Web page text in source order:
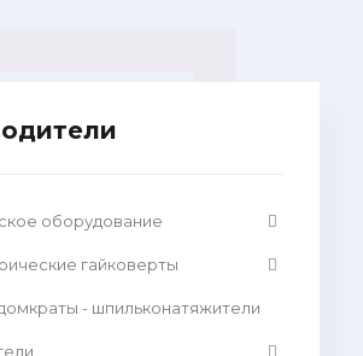
оборудование
гайковерты
- шпильконатяжители